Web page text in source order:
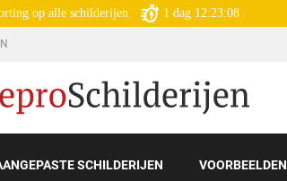
op alle schilderijen 1 dag 12:23:07
SCHILDERIJEN VOORBEELDEN